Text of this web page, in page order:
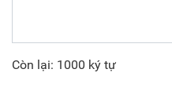
Còn lại: 1000 ký tự